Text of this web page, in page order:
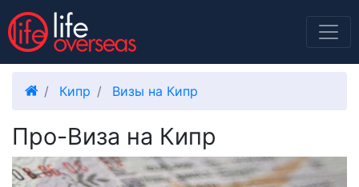
Кипр Визы на Кипр
Про-Виза на Кипр